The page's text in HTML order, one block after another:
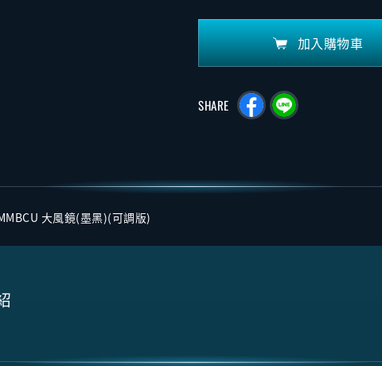
加入購物車
SHARE
大風鏡(墨黑)(可調版)